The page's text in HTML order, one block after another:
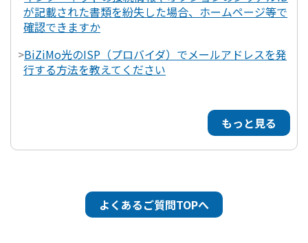
が記載された書類を紛失した場合、ホームページ等で
確認できますか
>BiZiMo光のISP（プロバイダ）でメールアドレスを発
行する方法を教えてください
もっと見る
よくあるご質問TOPへ